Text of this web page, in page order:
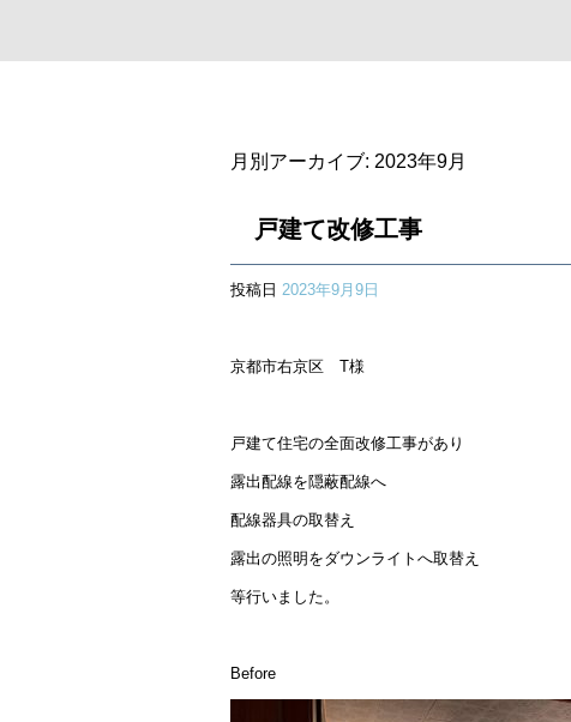
月別アーカイブ: 2023年9月
戸建て改修工事
投稿日 2023年9月9日
京都市右京区 T様
戸建て住宅の全面改修工事があり
露出配線を隠蔽配線へ
配線器具の取替え
露出の照明をダウンライトへ取替え
等行いました。
Before